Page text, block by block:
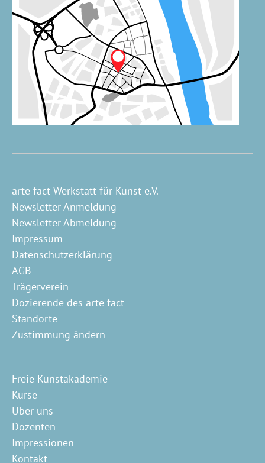
arte fact Werkstatt für Kunst e.V.
Newsletter Anmeldung
Newsletter Abmeldung
Impressum
Datenschutzerklärung
AGB
Trägerverein
Dozierende des arte fact
Standorte
Zustimmung ändern
Freie Kunstakademie
Kurse
Über uns
Dozenten
Impressionen
Kontakt